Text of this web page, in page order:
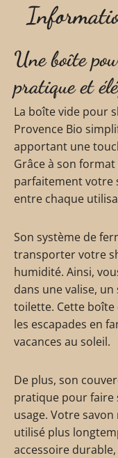
Une boîte
pratique et
La boîte vide pour
Provence Bio
apportant une
Grâce à son
parfaitement votre
entre chaque
Son système de
transporter votre
humidité. Ainsi,
dans une valise,
toilette. Cette
les escapades en
vacances au soleil.
De plus, son
pratique pour faire
usage. Votre
utilisé plus
accessoire